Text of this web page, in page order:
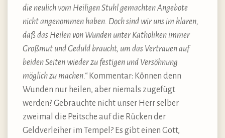
die neulich vom Heiligen Stuhl gemachten Angebote
nicht angenommen haben. Doch sind wir uns im klaren,
daß das Heilen von Wunden unter Katholiken immer
Großmut und Geduld braucht, um das Vertrauen auf
beiden Seiten wieder zu festigen und Versöhnung
möglich zu machen.“ Kommentar: Können denn
Wunden nur heilen, aber niemals zugefügt
werden? Gebrauchte nicht unser Herr selber
zweimal die Peitsche auf die Rücken der
Geldverleiher im Tempel? Es gibt einen Gott,